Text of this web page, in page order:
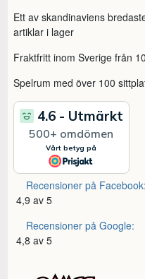
Ett av skandinaviens
artiklar i lager
Fraktfritt inom Sverige från
Spelrum med över 100
Recensioner på Facebook:
4,9 av 5
Recensioner på Google:
4,8 av 5